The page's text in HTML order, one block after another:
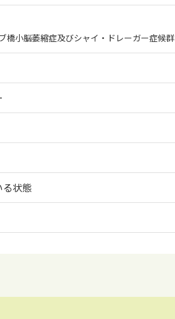
橋小脳萎縮症及びシャイ・ドレーガー症候群
状態